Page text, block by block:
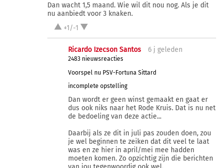
Dan wacht 1,5 maand. Wie wil dit nou nog. Als je dit
nu aanbiedt voor 3 knaken.
+1/-1
Ricardo Izecson Santos 6 j geleden
2483 nieuwsreacties
Voorspel nu PSV-Fortuna Sittard
incomplete opstelling
Dan wordt er geen winst gemaakt en gaat er
dus ook niks naar het Rode Kruis. Dat is nu net
de bedoeling van deze actie...
Daarbij als ze dit in juli pas zouden doen, zou
je wel beginnen te zeiken dat dit veel te laat
was en ze hier in april/mei mee hadden
moeten komen. Zo opzichtig zijn die berichten